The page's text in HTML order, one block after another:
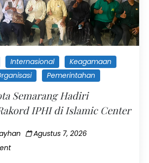
Internasional
Keagamaan
Pemerintahan
Semarang Hadiri
IPHI di Islamic Center
Agustus 7, 2026